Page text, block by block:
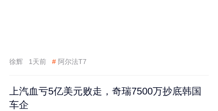
徐辉 1天前 # 阿尔法T7
上汽血亏5亿美元败走，奇瑞7500万抄底韩国
车企